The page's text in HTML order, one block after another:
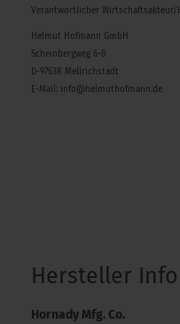
Verantwortlicher Wirtschaftsakteur/
Helmut Hofmann GmbH
Scheinbergweg 6-8
D-97638 Mellrichstadt
E-Mail: info@helmuthofmann.de
Hersteller
Hornady Mfg. Co.